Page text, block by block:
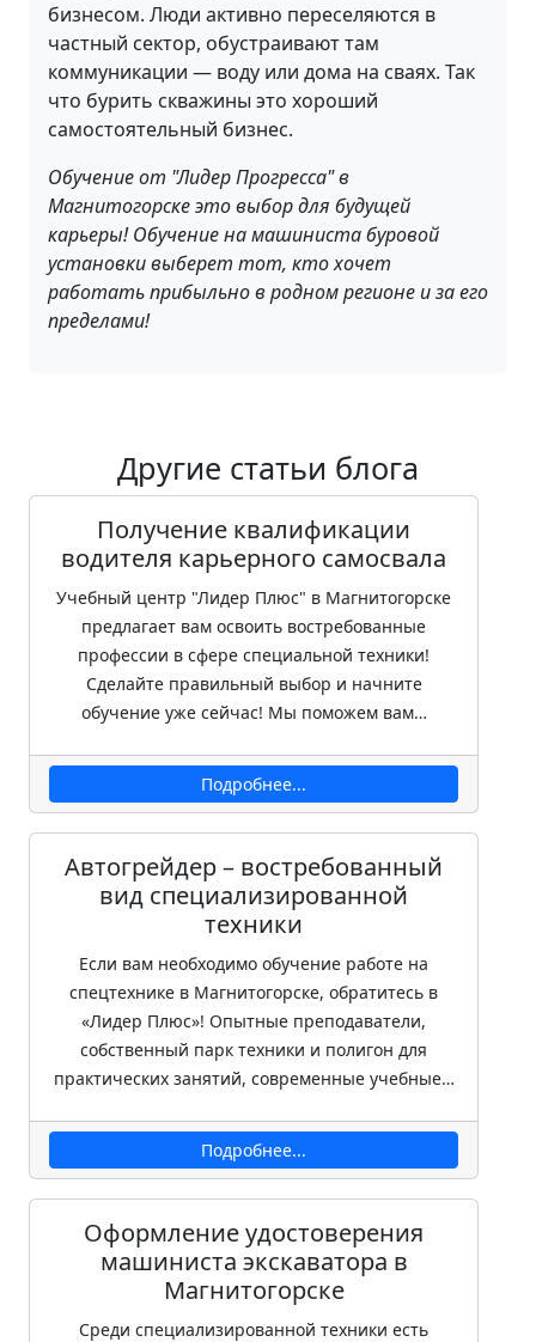
бизнесом. Люди активно переселяются в
частный сектор, обустраивают там
коммуникации — воду или дома на сваях. Так
что бурить скважины это хороший
самостоятельный бизнес.
Обучение от "Лидер Прогресса" в
Магнитогорске это выбор для будущей
карьеры! Обучение на машиниста буровой
установки выберет тот, кто хочет
работать прибыльно в родном регионе и за его
пределами!
Другие статьи блога
Получение квалификации
водителя карьерного самосвала
Учебный центр "Лидер Плюс" в Магнитогорске
предлагает вам освоить востребованные
профессии в сфере специальной техники!
Сделайте правильный выбор и начните
обучение уже сейчас! Мы поможем вам…
Подробнее...
Автогрейдер – востребованный
вид специализированной
техники
Если вам необходимо обучение работе на
спецтехнике в Магнитогорске, обратитесь в
«Лидер Плюс»! Опытные преподаватели,
собственный парк техники и полигон для
практических занятий, современные учебные…
Подробнее...
Оформление удостоверения
машиниста экскаватора в
Магнитогорске
Среди специализированной техники есть